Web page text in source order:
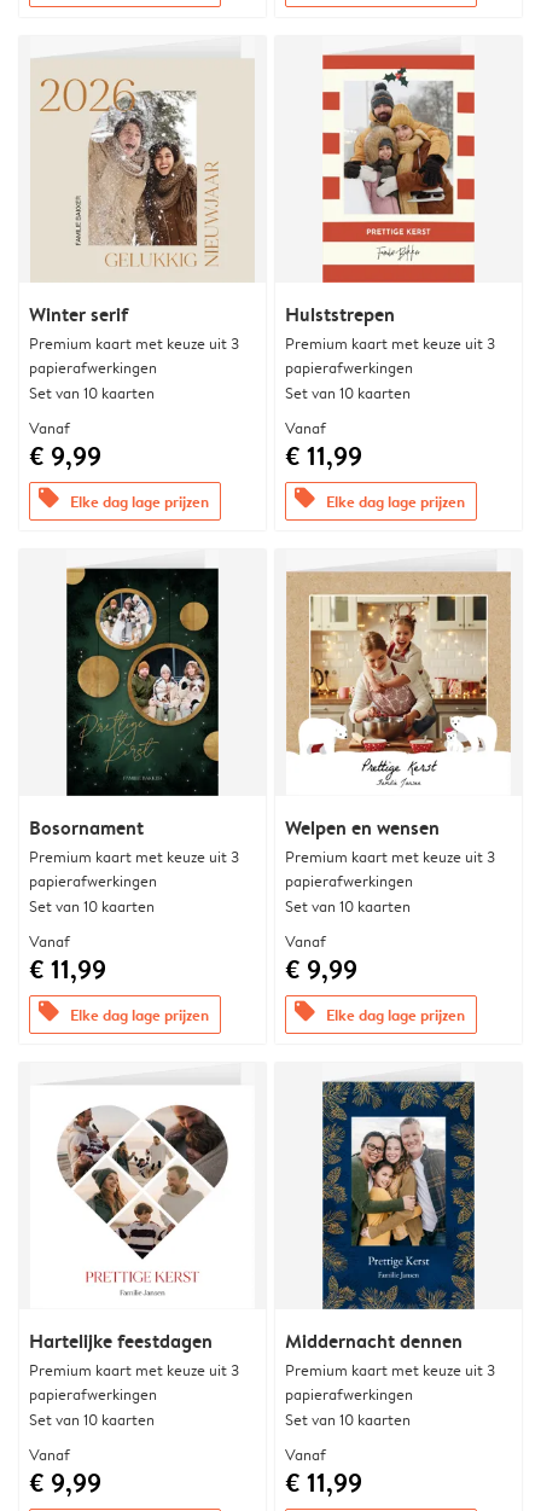
Winter serif
Premium kaart met keuze uit 3
papierafwerkingen
Set van 10 kaarten
Vanaf
€ 9,99
offers Elke dag lage prijzen
Hulststrepen
Premium kaart met keuze uit 3
papierafwerkingen
Set van 10 kaarten
Vanaf
€ 11,99
offers Elke dag lage prijzen
Bosornament
Premium kaart met keuze uit 3
papierafwerkingen
Set van 10 kaarten
Vanaf
€ 11,99
offers Elke dag lage prijzen
Welpen en wensen
Premium kaart met keuze uit 3
papierafwerkingen
Set van 10 kaarten
Vanaf
€ 9,99
offers Elke dag lage prijzen
Hartelijke feestdagen
Premium kaart met keuze uit 3
papierafwerkingen
Set van 10 kaarten
Vanaf
€ 9,99
Middernacht dennen
Premium kaart met keuze uit 3
papierafwerkingen
Set van 10 kaarten
Vanaf
€ 11,99